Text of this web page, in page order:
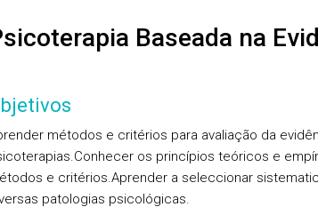
Psicoterapia Baseada na
métodos e critérios para avaliação da
Conhecer os princípios teóricos e
e critérios.Aprender a seleccionar
patologias psicológicas.